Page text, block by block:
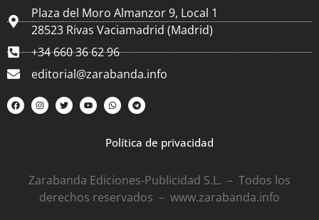
Plaza del Moro Almanzor 9, Local 1
28523 Rivas Vaciamadrid (Madrid)
+34 660 36 62 96
editorial@zarabanda.info
Política de privacidad
Zarabanda Ediciones-Publicidad S.L. – Todos los
derechos reservados – www.zarabanda.info